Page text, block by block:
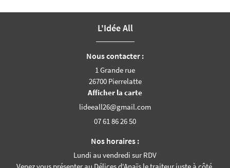
L'Idée All
Nous contacter :
1 Grande rue
26700 Pierrelatte
Afficher la carte
07 61 86 26 50
Nos horaires :
Lundi au vendredi sur RDV